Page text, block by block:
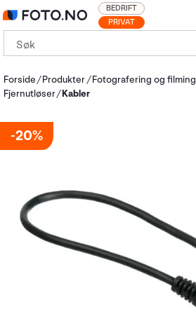
PRIVAT
BEDRIFT
Forside Produkter Fotografering og filming
Fjernutløser Kabler
20%